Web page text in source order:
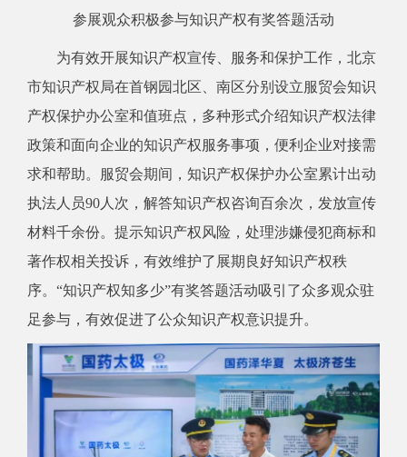
参展观众积极参与知识产权有奖答题活动
为有效开展知识产权宣传、服务和保护工作，北京
市知识产权局在首钢园北区、南区分别设立服贸会知识
产权保护办公室和值班点，多种形式介绍知识产权法律
政策和面向企业的知识产权服务事项，便利企业对接需
求和帮助。服贸会期间，知识产权保护办公室累计出动
执法人员90 人次，解答知识产权咨询百余次，发放宣传
材料千余份。提示知识产权风险，处理涉嫌侵犯商标和
著作权相关投诉，有效维护了展期良好知识产权秩
序。“知识产权知多少”有奖答题活动吸引了众多观众驻
足参与，有效促进了公众知识产权意识提升。